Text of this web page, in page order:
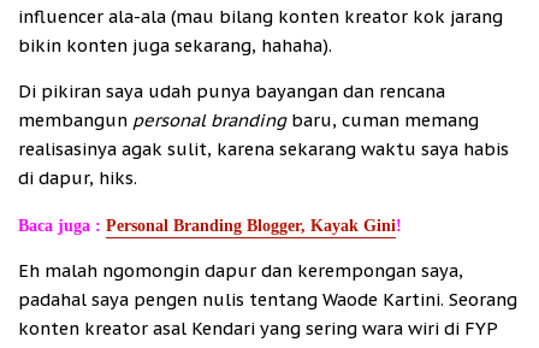
influencer ala-ala (mau bilang konten kreator kok jarang
bikin konten juga sekarang, hahaha).
Di pikiran saya udah punya bayangan dan rencana
membangun personal brandingbaru, cuman memang
realisasinya agak sulit, karena sekarang waktu saya habis
di dapur, hiks.
Baca juga : Personal Branding Blogger, Kayak Gini!
Eh malah ngomongin dapur dan kerempongan saya,
padahal saya pengen nulis tentang Waode Kartini. Seorang
konten kreator asal Kendari yang sering wara wiri di FYP